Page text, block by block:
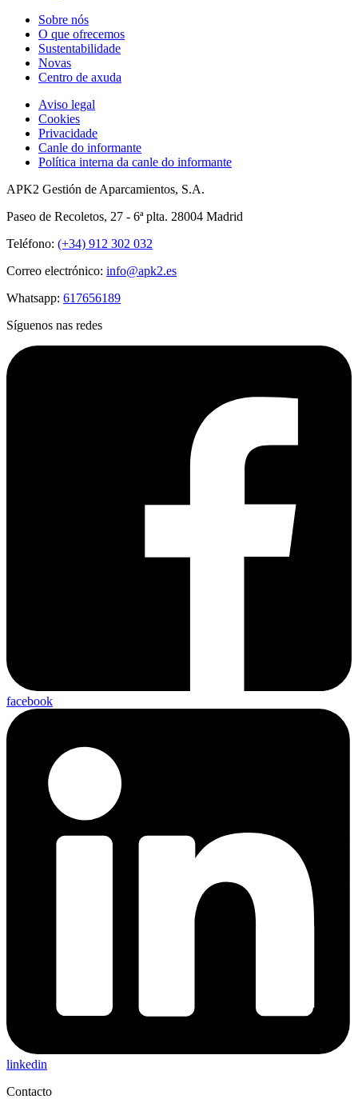
Sobre nós
O que ofrecemos
Sustentabilidade
Novas
Centro de axuda
Aviso legal
Cookies
Privacidade
Canle do informante
Política interna da canle do informante
APK2 Gestión de Aparcamientos, S.A.
Paseo de Recoletos, 27 - 6ª plta. 28004 Madrid
Teléfono: (+34) 912 302 032
Correo electrónico: info@apk2.es
Whatsapp: 617656189
Síguenos nas redes
facebook
linkedin
Contacto